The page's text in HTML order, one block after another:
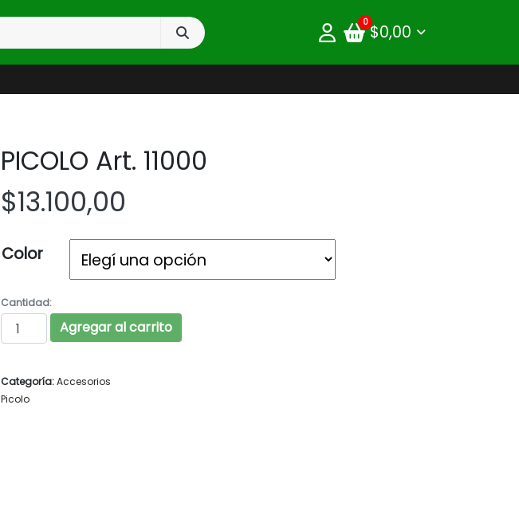
0$0,00
PICOLO Art. 11000
$13.100,00
Color
Cantidad:
PICOLO Art. 11000 cantidad
Agregar al carrito
Categoría:Accesorios
Picolo